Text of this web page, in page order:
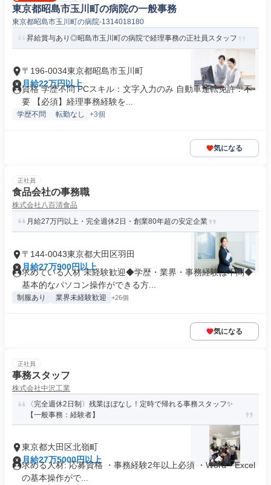
東京都昭島市玉川町の病院の一般事務
東京都昭島市玉川町の病院-1314018180
昇給賞与あり◎昭島市玉川町の病院で経理事務の正社員スタッフ
〒196-0034東京都昭島市玉川町
月給22万円以上
資格 学歴不問 PCスキル：文字入力のみ 自動車運転免許：不
要 【必須】経理事務経験を...
学歴不問 転勤なし +3個
気になる
正社員
食品会社の事務職
株式会社八百清食品
月給27万円以上・完全週休2日・創業80年超の安定企業
〒144-0043東京都大田区羽田
月給27万900円以上
求めている人材 未経験歓迎◆学歴・業界・事務経験は不問◆
基本的なパソコン操作ができる方...
制服あり 業界未経験歓迎 +26個
気になる
正社員
事務スタッフ
株式会社中沢工業
〈完全週休2日制〉残業ほぼなし！定時で帰れる事務スタッフ✨
【一般事務：経験者】
東京都大田区北嶺町
月給27万5000円以上
求める人材: 応募資格 ・事務経験2年以上必須 ・Word・Excel
の基本操作がで...